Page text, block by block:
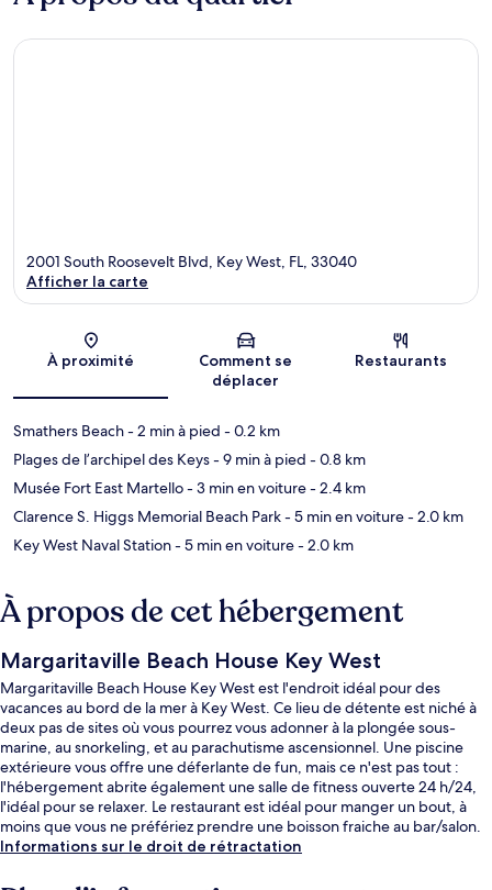
Carte
2001 South Roosevelt Blvd, Key West, FL, 33040
Afficher la carte
À proximité
Comment se
déplacer
Restaurants
Smathers Beach- 2 min à pied - 0.2 km
Plages de l’archipel des Keys- 9 min à pied - 0.8 km
Musée Fort East Martello- 3 min en voiture- 2.4 km
Clarence S. Higgs Memorial Beach Park- 5 min en voiture- 2.0 km
Key West Naval Station- 5 min en voiture- 2.0 km
À propos de cet hébergement
Margaritaville Beach House Key West
Margaritaville Beach House Key West est l'endroit idéal pour des
vacances au bord de la mer à Key West. Ce lieu de détente est niché à
deux pas de sites où vous pourrez vous adonner à la plongée sous-
marine, au snorkeling, et au parachutisme ascensionnel. Une piscine
extérieure vous offre une déferlante de fun, mais ce n'est pas tout :
l'hébergement abrite également une salle de fitness ouverte 24 h/24,
l'idéal pour se relaxer. Le restaurant est idéal pour manger un bout, à
moins que vous ne préfériez prendre une boisson fraiche au bar/salon.
À moins de 5 minutes en voiture, vous trouverez aussi des sites comme
adorent la piscine rafraîchissante et le personnel attentionné.
Informations sur le droit de rétractation